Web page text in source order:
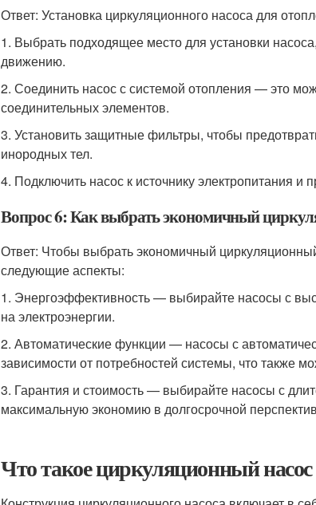
Ответ: Установка циркуляционного насоса для
1. Выбрать подходящее место для установки
движению.
2. Соединить насос с системой отопления — это
соединительных элементов.
3. Установить защитные фильтры, чтобы
инородных тел.
4. Подключить насос к источнику электропитания и
Вопрос 6: Как выбрать экономичный
Ответ: Чтобы выбрать экономичный
следующие аспекты:
1. Энергоэффективность — выбирайте насосы с
на электроэнергии.
2. Автоматические функции — насосы с
зависимости от потребностей системы, что также
3. Гарантия и стоимость — выбирайте насосы с
максимальную экономию в долгосрочной
Что такое циркуляционный